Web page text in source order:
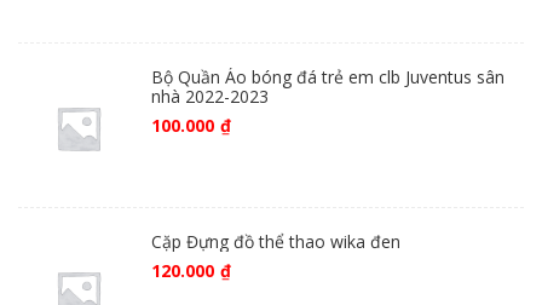
Bộ Quần Áo bóng đá trẻ em clb Juventus sân
nhà 2022-2023
100.000 ₫
Cặp Đựng đồ thể thao wika đen
120.000 ₫